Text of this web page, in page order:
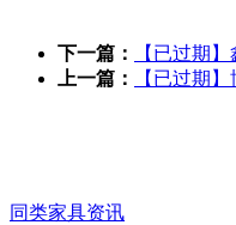
下一篇：
【已过期
上一篇：
【已过期
同类家具资讯